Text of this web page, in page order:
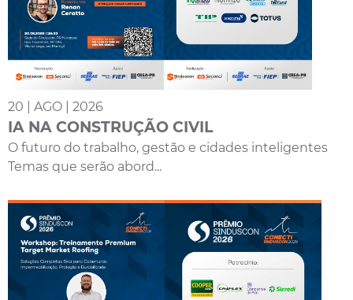
20 | AGO | 2026
IA NA CONSTRUÇÃO CIVIL
O futuro do trabalho, gestão e cidades inteligentes
Temas que serão abord...